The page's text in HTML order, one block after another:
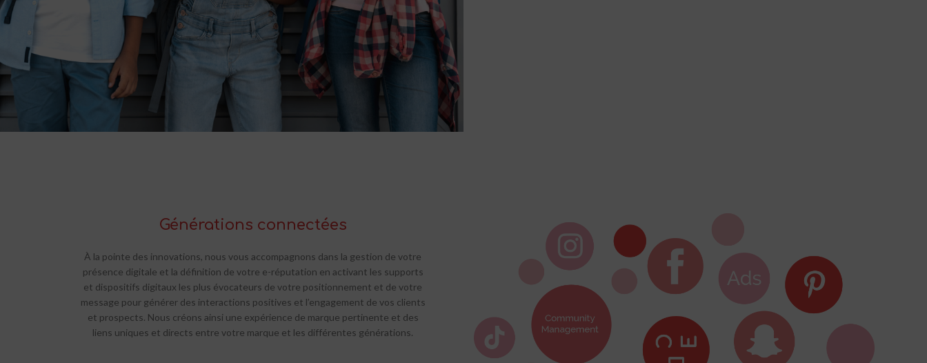
Générations connectées
À la pointe des innovations, nous vous accompagnons dans la gestion de votre
présence digitale et la définition de votre e-réputation en activant les supports
et dispositifs digitaux les plus évocateurs de votre positionnement et de votre
message pour générer des interactions positives et l’engagement de vos clients
et prospects. Nous créons ainsi une expérience de marque pertinente et des
liens uniques et directs entre votre marque et les différentes générations.